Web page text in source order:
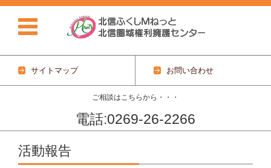
サイトマップ お問い合わせ
ご相談はこちらから・・・
電話:0269-26-2266
コンテンツに移動
活動報告